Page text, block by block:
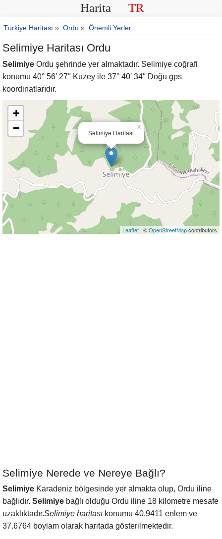
Harita TR
Türkiye Haritası » Ordu » Önemli Yerler
Selimiye Haritası Ordu
Selimiye Ordu şehrinde yer almaktadır. Selimiye coğrafi
konumu 40° 56′ 27″ Kuzey ile 37° 40′ 34″ Doğu gps
koordinatlarıdır.
Selimiye Haritası
×
+
−
Leaflet | ©OpenStreetMapcontributors
Selimiye Nerede ve Nereye Bağlı?
Selimiye Karadeniz bölgesinde yer almakta olup, Ordu iline
bağlıdır. Selimiye bağlı olduğu Ordu iline 18 kilometre mesafe
uzaklıktadır.Selimiye haritası konumu 40.9411 enlem ve
37.6764 boylam olarak haritada gösterilmektedir.